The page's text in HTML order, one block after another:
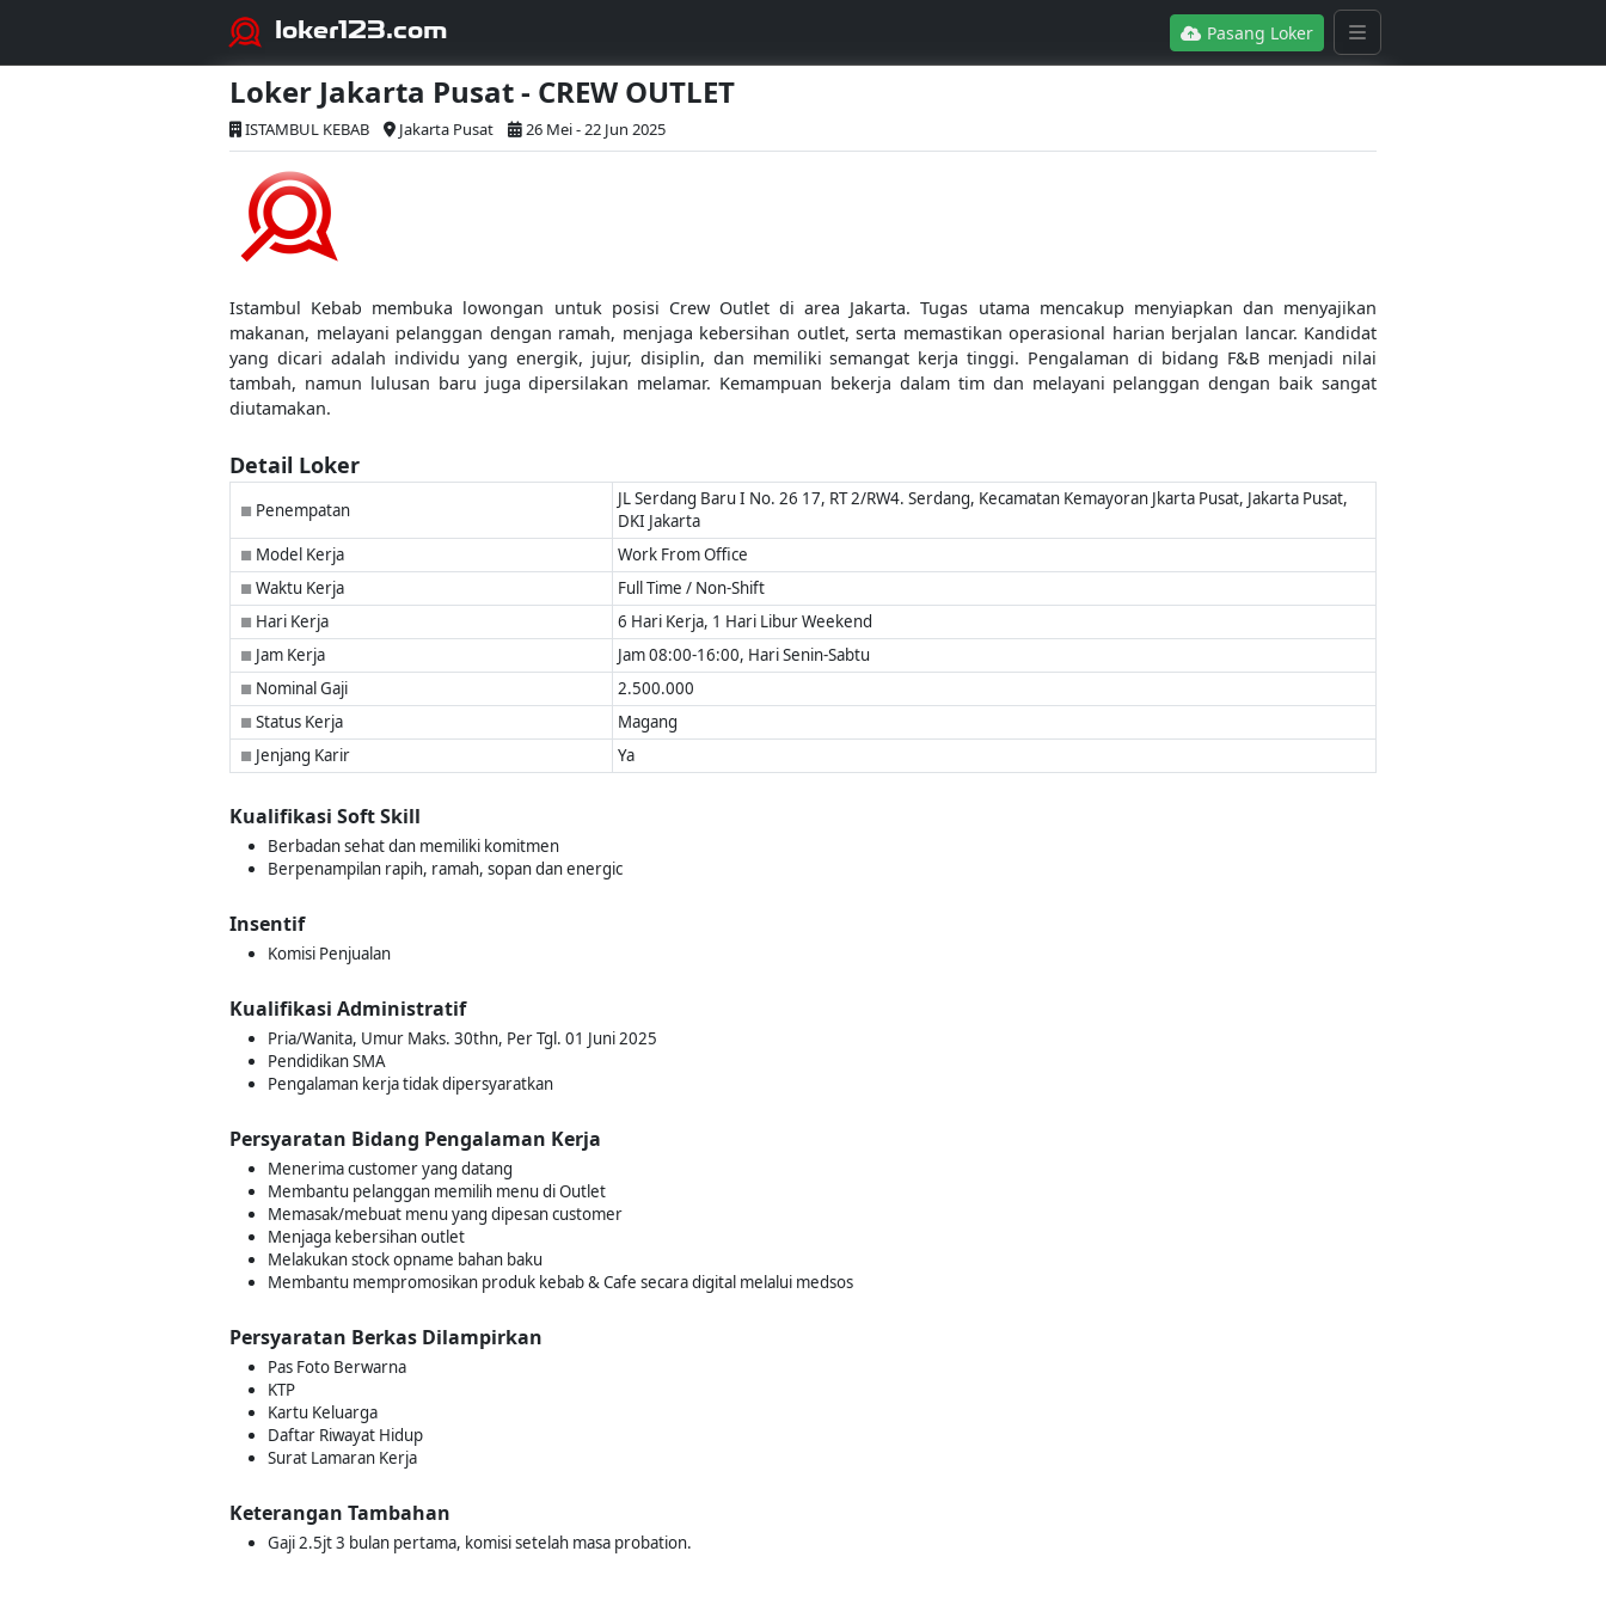
loker123.com Pasang Loker
Loker Jakarta Pusat - CREW OUTLET
ISTAMBUL KEBAB Jakarta Pusat 26 Mei - 22 Jun 2025
Istambul Kebab membuka lowongan untuk posisi Crew Outlet di area Jakarta. Tugas utama mencakup menyiapkan dan menyajikan
makanan, melayani pelanggan dengan ramah, menjaga kebersihan outlet, serta memastikan operasional harian berjalan lancar. Kandidat
yang dicari adalah individu yang energik, jujur, disiplin, dan memiliki semangat kerja tinggi. Pengalaman di bidang F&B menjadi nilai
tambah, namun lulusan baru juga dipersilakan melamar. Kemampuan bekerja dalam tim dan melayani pelanggan dengan baik sangat
diutamakan.
Detail Loker
■ Penempatan
JL Serdang Baru I No. 26 17, RT 2/RW4. Serdang, Kecamatan Kemayoran Jkarta Pusat, Jakarta Pusat,
DKI Jakarta
■ Model Kerja Work From Office
■ Waktu Kerja Full Time / Non-Shift
■ Hari Kerja 6 Hari Kerja, 1 Hari Libur Weekend
■ Jam Kerja Jam 08:00-16:00, Hari Senin-Sabtu
■ Nominal Gaji 2.500.000
■ Status Kerja Magang
■ Jenjang Karir Ya
Kualifikasi Soft Skill
Berbadan sehat dan memiliki komitmen
Berpenampilan rapih, ramah, sopan dan energic
Insentif
Komisi Penjualan
Kualifikasi Administratif
Pria/Wanita, Umur Maks. 30thn, Per Tgl. 01 Juni 2025
Pendidikan SMA
Pengalaman kerja tidak dipersyaratkan
Persyaratan Bidang Pengalaman Kerja
Menerima customer yang datang
Membantu pelanggan memilih menu di Outlet
Memasak/mebuat menu yang dipesan customer
Menjaga kebersihan outlet
Melakukan stock opname bahan baku
Membantu mempromosikan produk kebab & Cafe secara digital melalui medsos
Persyaratan Berkas Dilampirkan
Pas Foto Berwarna
KTP
Kartu Keluarga
Daftar Riwayat Hidup
Surat Lamaran Kerja
Keterangan Tambahan
Gaji 2.5jt 3 bulan pertama, komisi setelah masa probation.